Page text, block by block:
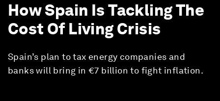
How Spain Is Tackling The
Cost Of Living Crisis
Spain’s plan to tax energy companies and
banks will bring in €7 billion to fight inflation.